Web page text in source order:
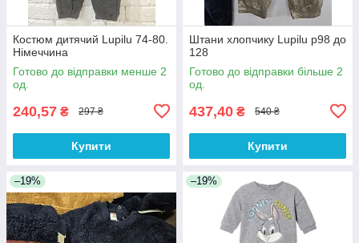
Костюм дитячий Lupilu 74-80.
Німеччина
Готово до відправки менше 2
од.
240,57 ₴ 297 ₴
Купити
Штани хлопчику Lupilu р98 до
128
Готово до відправки більше 2
од.
437,40 ₴ 540 ₴
Купити
–19% –19%